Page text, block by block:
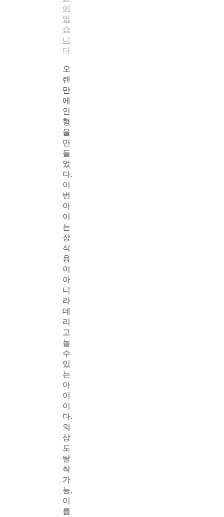
이
없
습
니
다
오
랜
만
에
인
형
을
만
들
었
다.
이
번
아
이
는
장
식
용
이
아
니
라
데
리
고
놀
수
있
는
아
이
이
다.
의
상
도
탈
착
가
능.
이
름